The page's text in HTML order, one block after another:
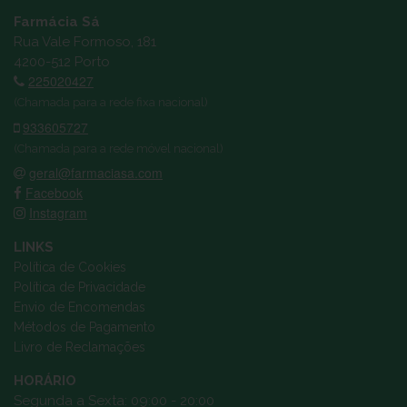
Farmácia Sá
Rua Vale Formoso, 181
4200-512 Porto
225020427
(Chamada para a rede fixa nacional)
933605727
(Chamada para a rede móvel nacional)
geral@farmaciasa.com
Facebook
Instagram
LINKS
Política de Cookies
Política de Privacidade
Envio de Encomendas
Métodos de Pagamento
Livro de Reclamações
HORÁRIO
Segunda a Sexta: 09:00 - 20:00